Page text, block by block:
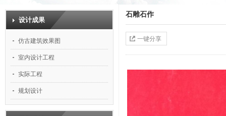
设计成果
仿古建筑效果图
室内设计工程
实际工程
规划设计
石雕石作
一键分享